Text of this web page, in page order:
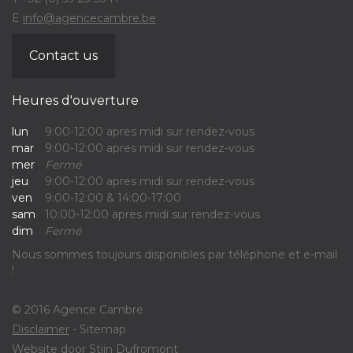
E info@agencecambre.be
Contact us
Heures d'ouverture
lun
9:00-12:00 apres midi sur rendez-vous
mar
9:00-12:00 apres midi sur rendez-vous
mer
Fermé
jeu
9:00-12:00 apres midi sur rendez-vous
ven
9:00-12:00 & 14:00-17:00
sam
10:00-12:00 apres midi sur rendez-vous
dim
Fermé
Nous sommes toujours disponibles par téléphone et e-mail
!
© 2016 Agence Cambre
Disclaimer - Sitemap
Website door Stijn Dufromont